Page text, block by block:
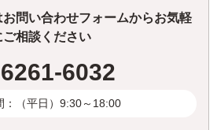
問い合わせフォームからお気軽
ご相談ください
6032
：（平日）9:30～18:00